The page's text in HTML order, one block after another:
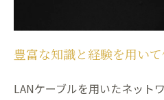
豊富な知識と経験を用い
LANケーブルを用いたネット